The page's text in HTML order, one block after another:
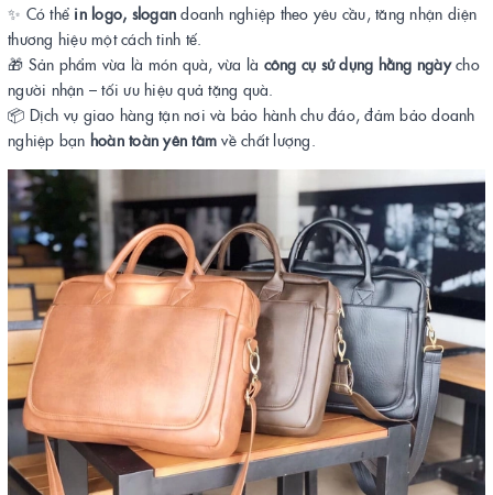
✨ Có thể in logo, slogan doanh nghiệp theo yêu cầu, tăng nhận diện
thương hiệu một cách tinh tế.
🎁 Sản phẩm vừa là món quà, vừa là công cụ sử dụng hằng ngàycho
người nhận – tối ưu hiệu quả tặng quà.
📦 Dịch vụ giao hàng tận nơi và bảo hành chu đáo, đảm bảo doanh
nghiệp bạn hoàn toàn yên tâm về chất lượng.